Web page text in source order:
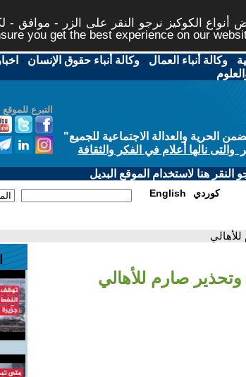
الكوكيز نرجو النقر على الزر - موافق -
you get the best experience on our
-وكالة أنباء العمال -وكالة أنباء حقوق الإنسان -
التبرع
والعدالة الاجتماعية للجميع"
نالها أعلام في الفكر والثقافة
هنا لاستخدام الموقع البديل
English كوردي
صارم للأهالي